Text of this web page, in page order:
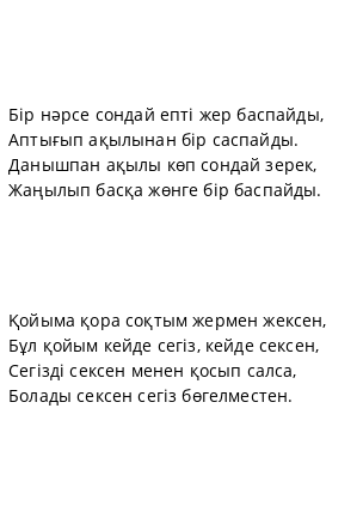
Бір нәрсе сондай епті жер баспайды,
Аптығып ақылынан бір саспайды.
Данышпан ақылы көп сондай зерек,
Жаңылып басқа жөнге бір баспайды.
Қойыма қора соқтым жермен жексен,
Бұл қойым кейде сегіз, кейде сексен,
Сегізді сексен менен қосып салса,
Болады сексен сегіз бөгелместен.